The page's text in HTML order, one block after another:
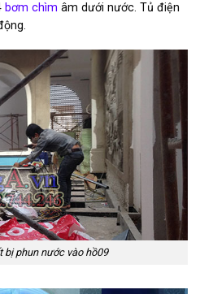
bơm chìm âm dưới nước. Tủ điện
bị phun nước vào hồ09